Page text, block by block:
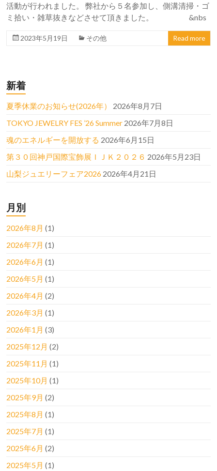
活動が行われました。 弊社から５名参加し、側溝清掃・ゴ
ミ拾い・雑草抜きなどさせて頂きました。 &nbs
2023年5月19日 その他 Read more
新着
夏季休業のお知らせ(2026年）
2026年8月7日
TOKYO JEWELRY FES ’26 Summer 2026年7月8日
魂のエネルギーを開放する 2026年6月15日
第３０回神戸国際宝飾展ＩＪＫ２０２６ 2026年5月23日
山梨ジュエリーフェア2026 2026年4月21日
月別
2026年8月 (1)
2026年7月 (1)
2026年6月 (1)
2026年5月 (1)
2026年4月 (2)
2026年3月 (1)
2026年1月 (3)
2025年12月 (2)
2025年11月 (1)
2025年10月 (1)
2025年9月 (2)
2025年8月 (1)
2025年7月 (1)
2025年6月 (2)
2025年5月 (1)